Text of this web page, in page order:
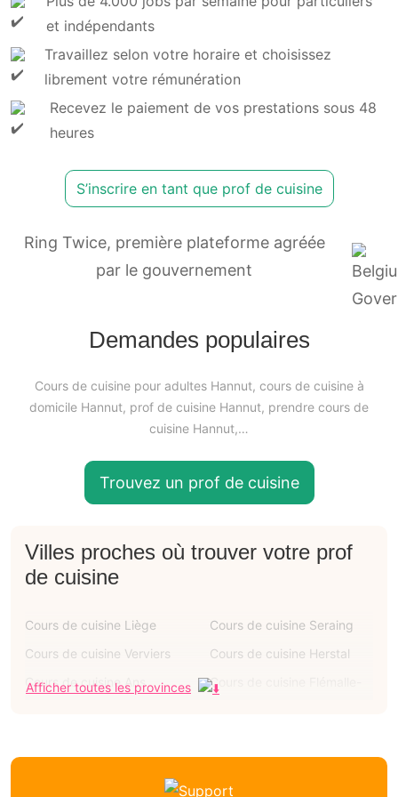
et indépendants
Travaillez selon votre horaire et choisissez
librement votre rémunération
Recevez le paiement de vos prestations sous 48
heures
S’inscrire en tant que prof de cuisine
Ring Twice, première plateforme agréée
par le gouvernement
Demandes populaires
Cours de cuisine pour adultes Hannut, cours de cuisine à
domicile Hannut, prof de cuisine Hannut, prendre cours de
cuisine Hannut,…
Trouvez un prof de cuisine
Villes proches où trouver votre prof
de cuisine
Cours de cuisine Liège
Cours de cuisine Seraing
Cours de cuisine Verviers
Cours de cuisine Herstal
Cours de cuisine Ans
Cours de cuisine Flémalle-
Afficher toutes les provinces